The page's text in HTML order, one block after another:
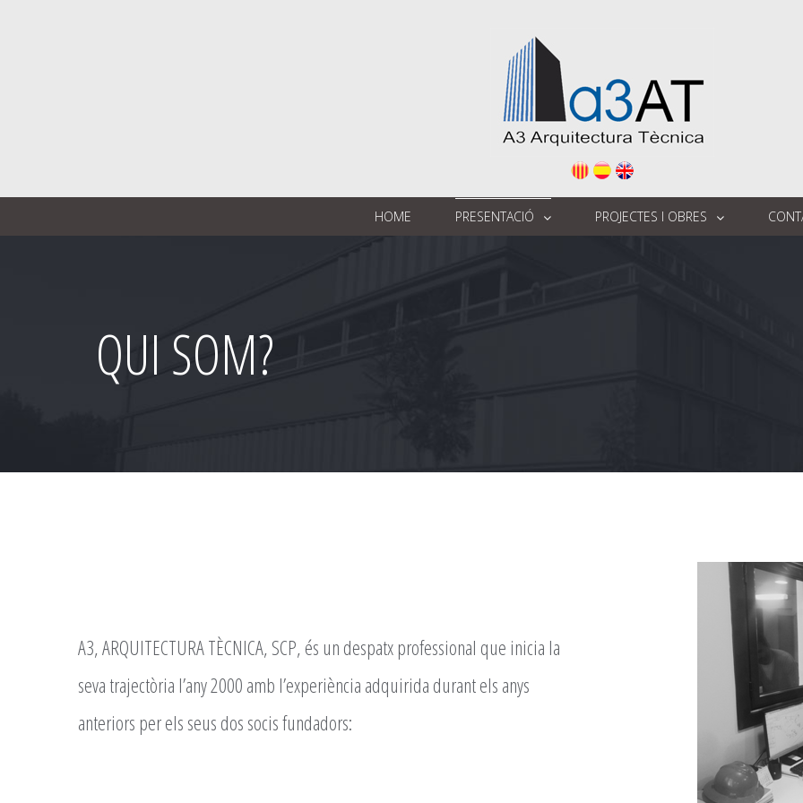
HOME PRESENTACIÓ PROJECTES I OBRES
QUI SOM?
A3, ARQUITECTURA TÈCNICA, SCP, és un despatx professional que inicia la
seva trajectòria l’any 2000 amb l’experiència adquirida durant els anys
anteriors per els seus dos socis fundadors: